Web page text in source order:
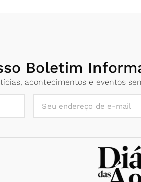
Boletim
acontecimentos e eventos